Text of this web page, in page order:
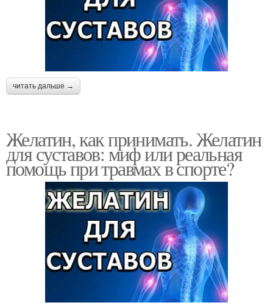
читать дальше →
Желатин, как принимать. Желатин
для суставов: миф или реальная
помощь при травмах в спорте?